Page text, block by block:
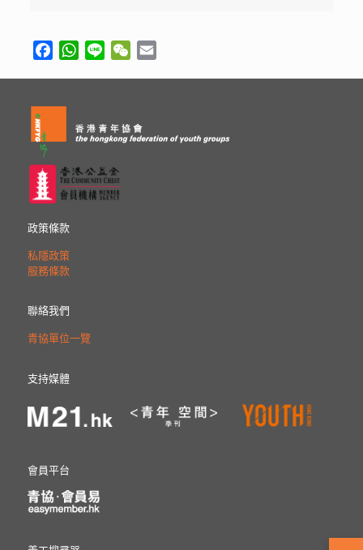
FacebookWhatsApp
Line WeChat
政策條款
私隱政策
服務條款
聯絡我們
青協單位一覽
支持媒體
會員平台